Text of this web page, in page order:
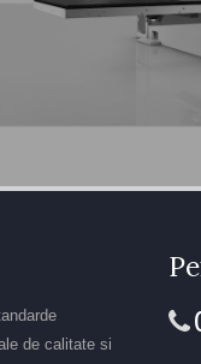
de calitate si